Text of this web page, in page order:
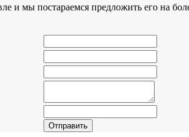
и мы постараемся предложить его на